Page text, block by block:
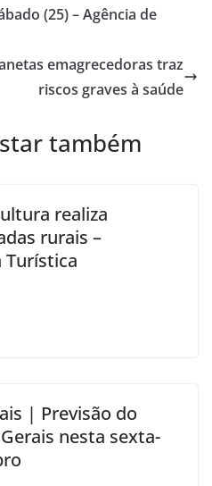
(25) – Agência de
emagrecedoras traz
riscos graves à saúde
também
realiza
rurais –
Turística
| Previsão do
nesta sexta-